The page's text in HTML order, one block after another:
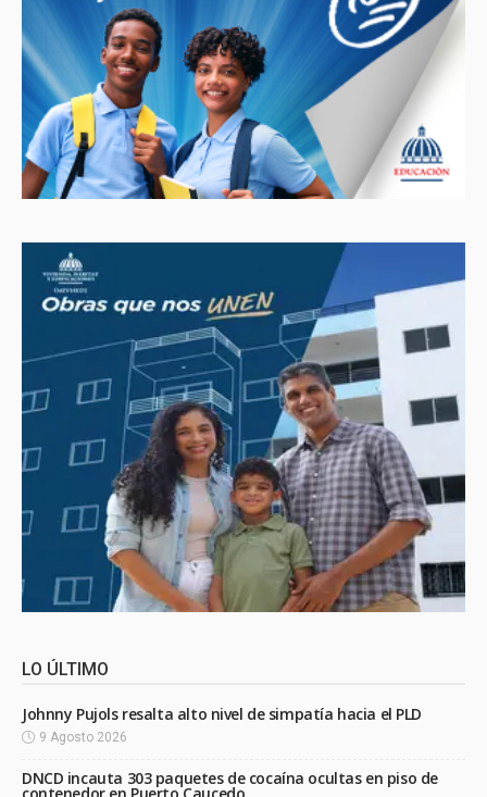
LO ÚLTIMO
Johnny Pujols resalta alto nivel de simpatía hacia el PLD
9 Agosto 2026
DNCD incauta 303 paquetes de cocaína ocultas en piso de